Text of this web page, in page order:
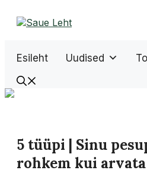
sisu
Esileht Uudised
5 tüüpi | Sinu
rohkem kui